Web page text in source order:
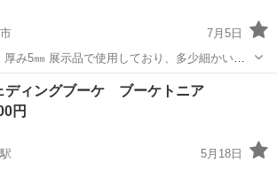
7月5日
り、多少細かいキ
でしたら用意は可能です。 旭川市内駐車
冠婚葬祭 おりん
ディングブーケ ブーケトニア
円
5月18日